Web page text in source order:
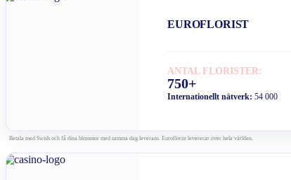
EUROFLORIST
ANTAL FLORISTER:
750+
Internationellt nätverk:54 000
Betala med Swish och få dina blommor med samma dag leverans. Euroflorist levererar över hela världen.